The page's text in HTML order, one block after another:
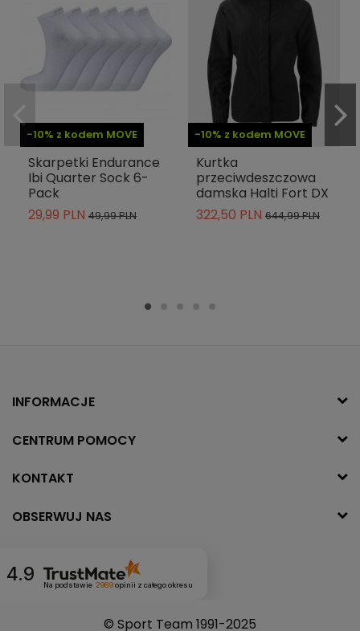
-10% z kodem MOVE
Skarpetki Endurance
Ibi Quarter Sock 6-
Pack
29,99 PLN 49,99 PLN
-10% z kodem MOVE
Kurtka
przeciwdeszczowa
damska Halti Fort DX
322,50 PLN 644,99 PLN
INFORMACJE
CENTRUM POMOCY
KONTAKT
OBSERWUJ NAS
4.9 Na podstawie 2989opinii z całego okresu
© Sport Team 1991-2025